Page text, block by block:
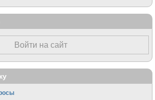
Войти на сайт